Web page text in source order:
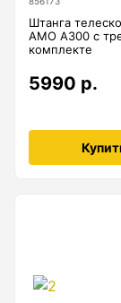
Штанга
AMO A300 с
комплекте
5990 р.